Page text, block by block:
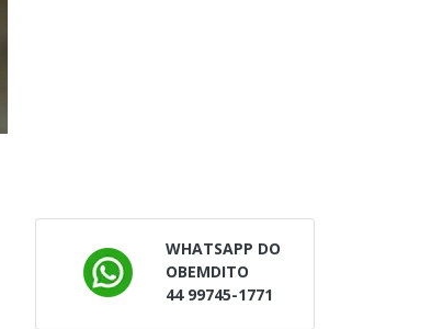
WHATSAPP DO
OBEMDITO
44 99745-1771